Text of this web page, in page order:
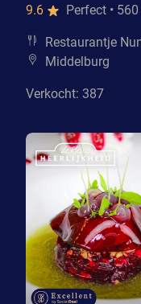
9.6 Perfect •
Restaurantje
Middelburg
Verkocht: 387